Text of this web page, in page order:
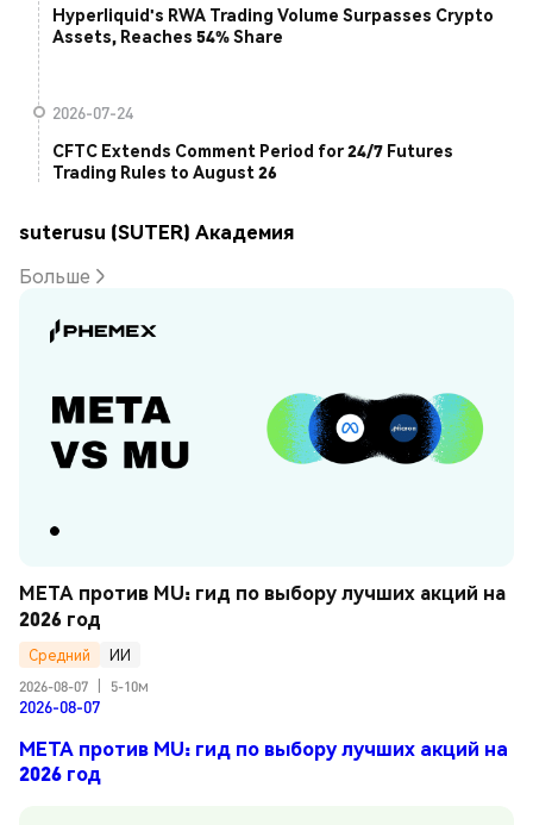
Hyperliquid's RWA Trading Volume Surpasses Crypto
Assets, Reaches 54% Share
2026-07-24
CFTC Extends Comment Period for 24/7 Futures
Trading Rules to August 26
suterusu (SUTER) Академия
Больше
META против MU: гид по выбору лучших акций на
2026 год
Средний
ИИ
2026-08-07
5-10м
2026-08-07
META против MU: гид по выбору лучших акций на
2026 год